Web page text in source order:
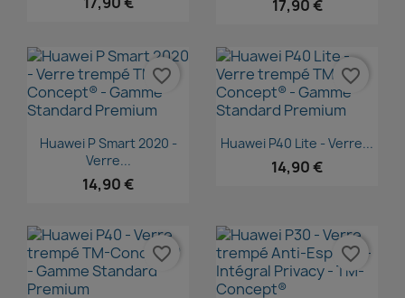
17,90 €
Aperçu rapide
Huawei P Smart 2020 -
Verre...
14,90 €
favorite_border
Aperçu rapide
Huawei P40 Lite - Verre...
14,90 €
favorite_border
favorite_border favorite_border